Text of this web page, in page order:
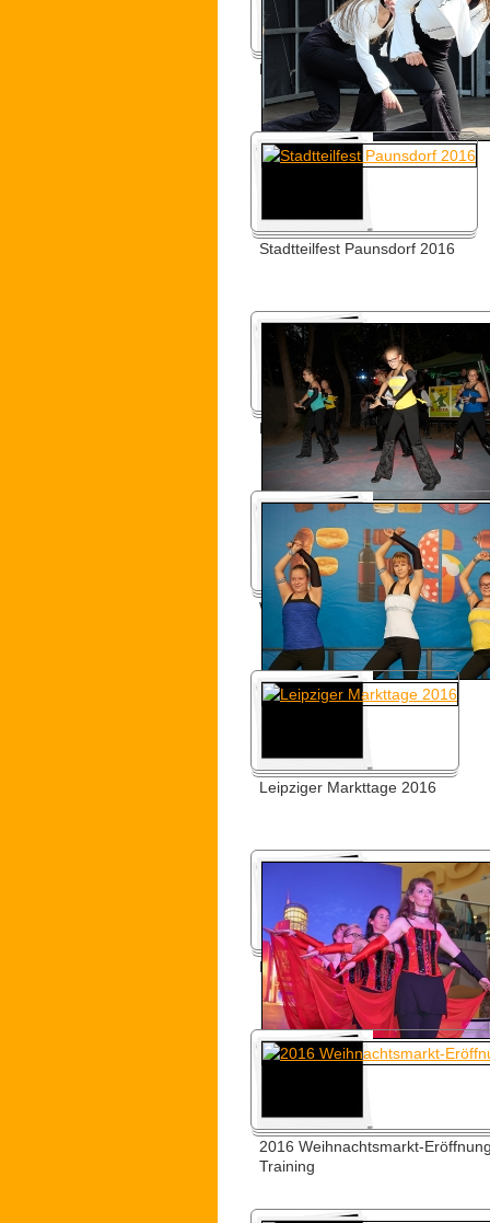
Lehrstellen-Aktionstag 2016
Stadtteilfest Paunsdorf 2016
Körnerhausfest 2016
Westfest 2016
Leipziger Markttage 2016
Nova Eventis 2016
2016 Weihnachtsmarkt-
Training